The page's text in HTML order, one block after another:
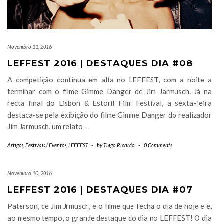
Novembro 11, 2016
LEFFEST 2016 | DESTAQUES DIA #08
A competição continua em alta no LEFFEST, com a noite a
terminar com o filme Gimme Danger de Jim Jarmusch. Já na
recta final do Lisbon & Estoril Film Festival, a sexta-feira
destaca-se pela exibição do filme Gimme Danger do realizador
Jim Jarmusch, um relato …
Artigos Festivais / Eventos LEFFEST - byTiago Ricardo - 0 Comments
Novembro 10, 2016
LEFFEST 2016 | DESTAQUES DIA #07
Paterson, de Jim Jrmusch, é o filme que fecha o dia de hoje e é,
ao mesmo tempo, o grande destaque do dia no LEFFEST! O dia